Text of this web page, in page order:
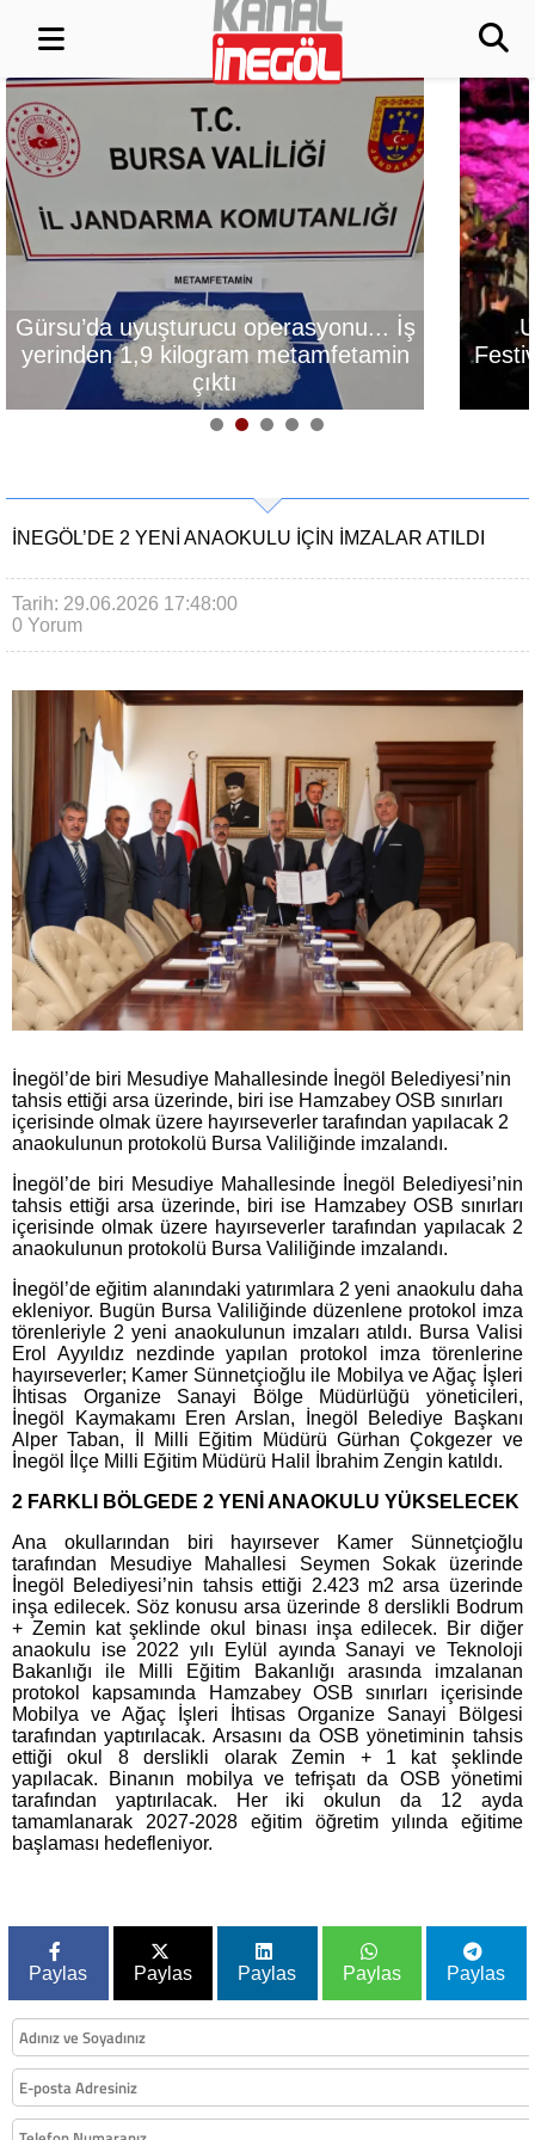
İş
Uluslararası Bursa
Festivali’nde tarih ve müzik
buluştu
İNEGÖL’DE 2 YENI ANAOKULU İÇIN İMZALAR ATILDI
Tarih: 29.06.2026 17:48:00
0 Yorum
İnegöl’de biri Mesudiye Mahallesinde İnegöl Belediyesi’nin
tahsis ettiği arsa üzerinde, biri ise Hamzabey OSB sınırları
içerisinde olmak üzere hayırseverler tarafından yapılacak 2
anaokulunun protokolü Bursa Valiliğinde imzalandı.
İnegöl’de biri Mesudiye Mahallesinde İnegöl Belediyesi’nin
tahsis ettiği arsa üzerinde, biri ise Hamzabey OSB sınırları
içerisinde olmak üzere hayırseverler tarafından yapılacak 2
anaokulunun protokolü Bursa Valiliğinde imzalandı.
İnegöl’de eğitim alanındaki yatırımlara 2 yeni anaokulu daha
ekleniyor. Bugün Bursa Valiliğinde düzenlene protokol imza
törenleriyle 2 yeni anaokulunun imzaları atıldı. Bursa Valisi
Erol Ayyıldız nezdinde yapılan protokol imza törenlerine
hayırseverler; Kamer Sünnetçioğlu ile Mobilya ve Ağaç İşleri
İhtisas Organize Sanayi Bölge Müdürlüğü yöneticileri,
İnegöl Kaymakamı Eren Arslan, İnegöl Belediye Başkanı
Alper Taban, İl Milli Eğitim Müdürü Gürhan Çokgezer ve
İnegöl İlçe Milli Eğitim Müdürü Halil İbrahim Zengin katıldı.
2 FARKLI BÖLGEDE 2 YENİ ANAOKULU YÜKSELECEK
Ana okullarından biri hayırsever Kamer Sünnetçioğlu
tarafından Mesudiye Mahallesi Seymen Sokak üzerinde
İnegöl Belediyesi’nin tahsis ettiği 2.423 m2 arsa üzerinde
inşa edilecek. Söz konusu arsa üzerinde 8 derslikli Bodrum
+ Zemin kat şeklinde okul binası inşa edilecek. Bir diğer
anaokulu ise 2022 yılı Eylül ayında Sanayi ve Teknoloji
Bakanlığı ile Milli Eğitim Bakanlığı arasında imzalanan
protokol kapsamında Hamzabey OSB sınırları içerisinde
Mobilya ve Ağaç İşleri İhtisas Organize Sanayi Bölgesi
tarafından yaptırılacak. Arsasını da OSB yönetiminin tahsis
ettiği okul 8 derslikli olarak Zemin + 1 kat şeklinde
yapılacak. Binanın mobilya ve tefrişatı da OSB yönetimi
tarafından yaptırılacak. Her iki okulun da 12 ayda
tamamlanarak 2027-2028 eğitim öğretim yılında eğitime
başlaması hedefleniyor.
Paylas Paylas Paylas Paylas Paylas